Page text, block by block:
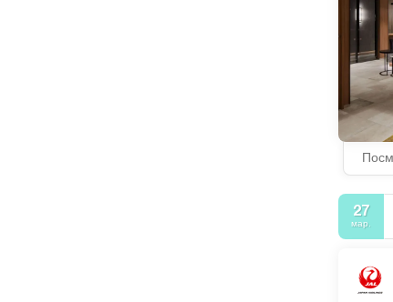
27
мар.